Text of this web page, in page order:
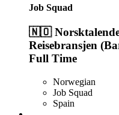
Job Squad
🇳🇴 Norsktalende
Reisebransjen
Full Time
Norwegian
Job Squad
Spain